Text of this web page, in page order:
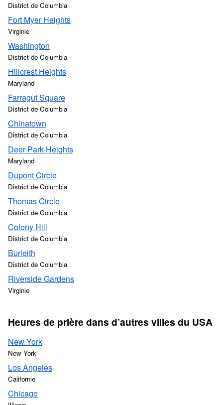
District de Columbia
Fort Myer Heights
Virginie
Washington
District de Columbia
Hillcrest Heights
Maryland
Farragut Square
District de Columbia
Chinatown
District de Columbia
Deer Park Heights
Maryland
Dupont Circle
District de Columbia
Thomas Circle
District de Columbia
Colony Hill
District de Columbia
Burleith
District de Columbia
Riverside Gardens
Virginie
Heures de prière dans d’autres villes du USA
New York
New York
Los Angeles
Californie
Chicago